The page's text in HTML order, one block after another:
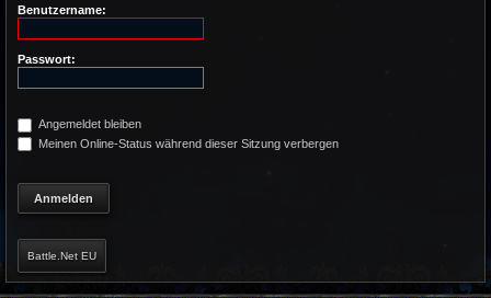
Benutzername:
Passwort:
Angemeldet bleiben
Meinen Online-Status während dieser Sitzung verbergen
Battle.Net EU